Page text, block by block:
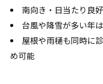
南向き・日当たり良
台風や降雪が多い年
屋根や雨樋も同時に
め可能